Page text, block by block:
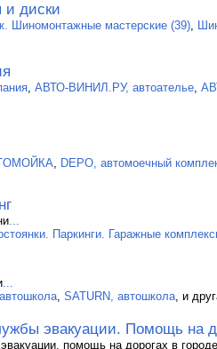
диски
Шиномонтажные мастерские (39),
, АВТО-ВИНИЛ.РУ, автоателье,
, DEPO, автомоечный
...
Паркинги. Гаражные
...
, SATURN, автошкола, и
эвакуации. Помощь на
помощь на дорогах в